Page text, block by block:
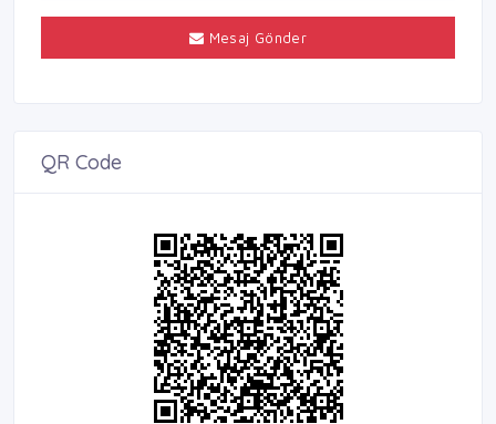
Mesaj Gönder
QR Code